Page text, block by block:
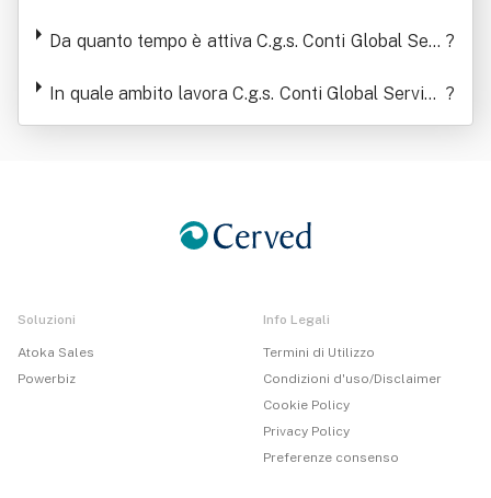
Da quanto tempo è attiva C.g.s. Conti Global Serv ?
In quale ambito lavora C.g.s. Conti Global Service
Sas Di Conti Lorenzo E Conti Gabriele
?
Soluzioni
Atoka Sales
Powerbiz
Info Legali
Termini di Utilizzo
Condizioni d'uso/Disclaimer
Cookie Policy
Privacy Policy
Preferenze consenso